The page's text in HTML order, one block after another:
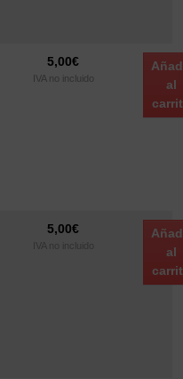
5,00€
IVA no incluido
al
5,00€
IVA no incluido
al